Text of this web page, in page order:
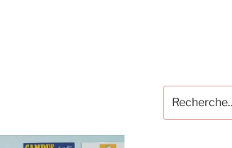
pour
: